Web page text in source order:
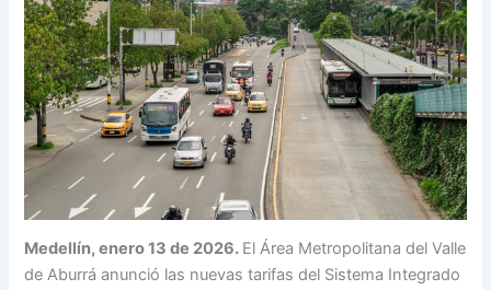
Medellín, enero 13 de 2026. El Área Metropolitana del Valle
de Aburrá anunció las nuevas tarifas del Sistema Integrado